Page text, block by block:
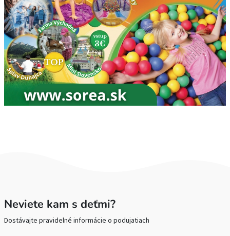
Neviete kam s deťmi?
Dostávajte pravidelné informácie o podujatiach